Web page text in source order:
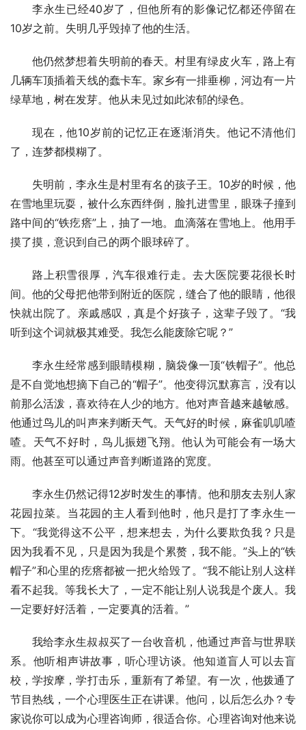
李永生已经40岁了，但他所有的影像记忆都还停留在
10岁之前。失明几乎毁掉了他的生活。
他仍然梦想着失明前的春天。村里有绿皮火车，路上有
几辆车顶插着天线的蠢卡车。家乡有一排垂柳，河边有一片
绿草地，树在发芽。他从未见过如此浓郁的绿色。
现在，他10岁前的记忆正在逐渐消失。他记不清他们
了，连梦都模糊了。
失明前，李永生是村里有名的孩子王。10岁的时候，他
在雪地里玩耍，被什么东西绊倒，脸扎进雪里，眼珠子撞到
路中间的“铁疙瘩”上，抽了一地。血滴落在雪地上。他用手
摸了摸，意识到自己的两个眼球碎了。
路上积雪很厚，汽车很难行走。去大医院要花很长时
间。他的父母把他带到附近的医院，缝合了他的眼睛，他很
快就出院了。亲戚感叹，真是个好孩子，这辈子毁了。“我
听到这个词就极其难受。我怎么能废除它呢？”
李永生经常感到眼睛模糊，脑袋像一顶“铁帽子”。他总
是不自觉地想摘下自己的“帽子”。他变得沉默寡言，没有以
前那么活泼，喜欢待在人少的地方。他对声音越来越敏感。
他通过鸟儿的叫声来判断天气。天气好的时候，麻雀叽叽喳
喳。天气不好时，鸟儿振翅飞翔。他认为可能会有一场大
雨。他甚至可以通过声音判断道路的宽度。
李永生仍然记得12岁时发生的事情。他和朋友去别人家
花园拉菜。当花园的主人看到他时，他只是打了李永生一
下。“我觉得这不公平，想来想去，为什么要欺负我？只是
因为我看不见，只是因为我是个累赘，我不能。”头上的“铁
帽子”和心里的疙瘩都被一把火给毁了。“我不能让别人这样
看不起我。等我长大了，一定不能让别人说我是个废人。我
一定要好好活着，一定要真的活着。”
我给李永生叔叔买了一台收音机，他通过声音与世界联
系。他听相声讲故事，听心理访谈。他知道盲人可以去盲
校，学按摩，学打击乐，重新有了希望。有一次，他拨通了
节目热线，一个心理医生正在讲课。他问，以后怎么办？专
家说你可以成为心理咨询师，很适合你。心理咨询对他来说